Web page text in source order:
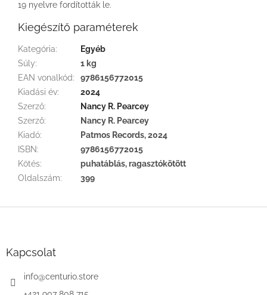
19 nyelvre fordították le.
Kiegészítő paraméterek
Kategória:
Egyéb
Súly:
1 kg
EAN vonalkód:
9786156772015
Kiadási év:
2024
Szerző:
Nancy R. Pearcey
Szerző:
Nancy R. Pearcey
Kiadó:
Patmos Records, 2024
ISBN:
9786156772015
Kötés:
puhatáblás, ragasztókötött
Oldalszám: 399
Kapcsolat
info@centurio.store